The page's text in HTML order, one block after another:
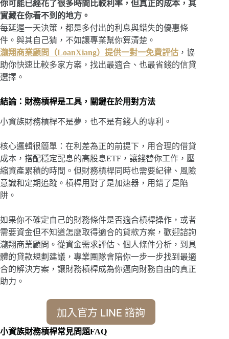
你可能已經花了很多時間比較利率，但真正的成本，其
實藏在你看不到的地方。
每延遲一天決策，都是多付出的利息與錯失的優惠條
件。與其自己猜，不如讓專業幫你算清楚。
瀧翔商業顧問（LoanXiang）提供一對一免費評估 ，協
助你快速比較多家方案，找出最適合、也最省錢的信貸
選擇。
結論：財務槓桿是工具，關鍵在於用對方法
小資族財務槓桿不是夢，也不是有錢人的專利。
核心邏輯很簡單：在利差為正的前提下，用合理的借貸
成本，搭配穩定配息的高股息ETF，讓錢替你工作，壓
縮資產累積的時間。但財務槓桿同時也需要紀律、風險
意識和定期追蹤。槓桿用對了是加速器，用錯了是陷
阱。
如果你不確定自己的財務條件是否適合槓桿操作，或者
需要資金但不知道怎麼取得適合的貸款方案，歡迎諮詢
瀧翔商業顧問。從資金需求評估、個人條件分析，到具
體的貸款規劃建議，專業團隊會陪你一步一步找到最適
合的解決方案，讓財務槓桿成為你邁向財務自由的真正
助力。
加入官方 LINE 諮詢
小資族財務槓桿常見問題FAQ